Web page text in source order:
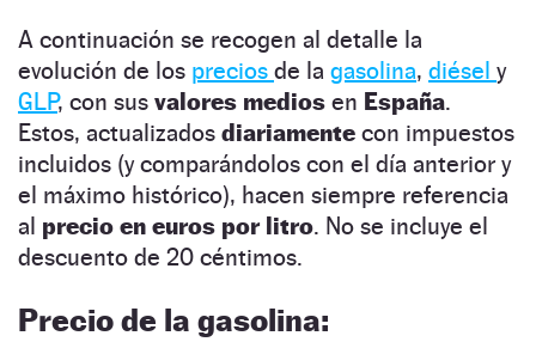
A continuación se recogen al detalle la
evolución de los precios de la gasolina, diésel y
GLP, con sus valores medios en España.
Estos, actualizados diariamente con impuestos
incluidos (y comparándolos con el día anterior y
el máximo histórico), hacen siempre referencia
al precio en euros por litro. No se incluye el
descuento de 20 céntimos.
Precio de la gasolina: